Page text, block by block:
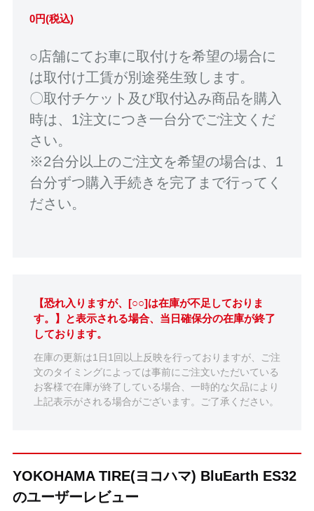
0円(税込)
○店舗にてお車に取付けを希望の場合に
は取付け工賃が別途発生致します。
〇取付チケット及び取付込み商品を購入
時は、1注文につき一台分でご注文くだ
さい。
※2台分以上のご注文を希望の場合は、1
台分ずつ購入手続きを完了まで行ってく
ださい。
【恐れ入りますが、[○○]は在庫が不足しておりま
す。】と表示される場合、当日確保分の在庫が終了
しております。
在庫の更新は1日1回以上反映を行っておりますが、ご注
文のタイミングによっては事前にご注文いただいている
お客様で在庫が終了している場合、一時的な欠品により
上記表示がされる場合がございます。ご了承ください。
YOKOHAMA TIRE(ヨコハマ) BluEarth ES32
のユーザーレビュー